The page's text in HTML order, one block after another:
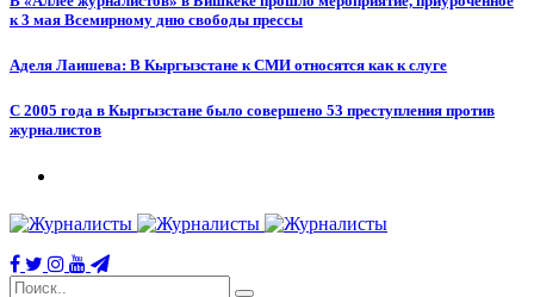
к 3 мая Всемирному дню свободы прессы
Аделя Лаишева: В Кыргызстане к СМИ относятся как к слуге
С 2005 года в Кыргызстане было совершено 53 преступления против
журналистов